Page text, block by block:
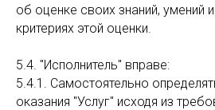
об оценке своих знаний, умений
критериях этой оценки.
5.4. "Исполнитель" вправе:
5.4.1. Самостоятельно
оказания "Услуг" исходя из